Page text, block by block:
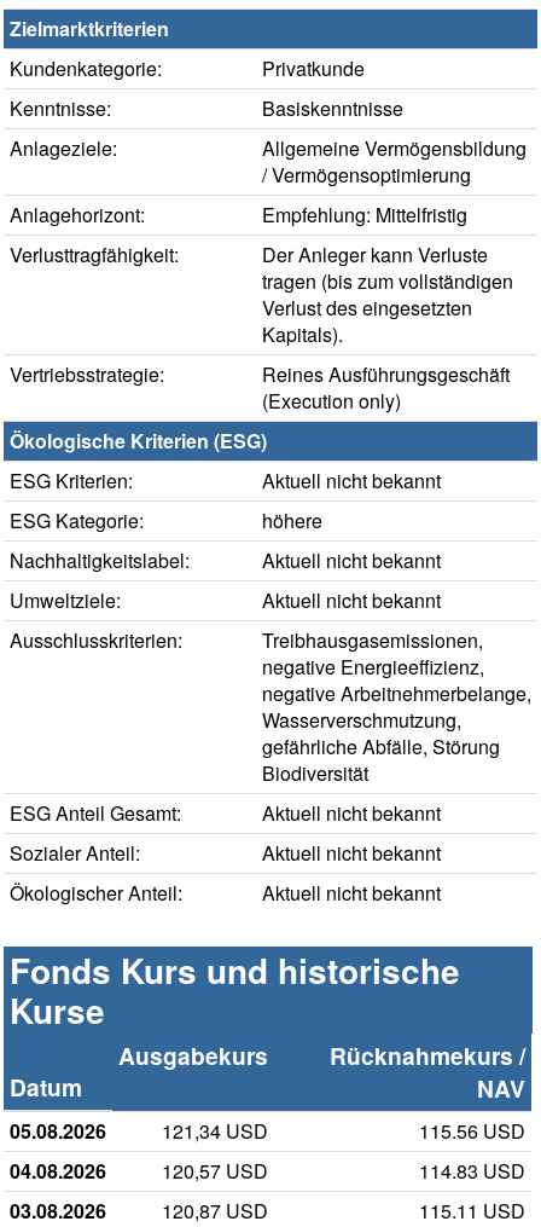
Zielmarktkriterien
Kundenkategorie:
Privatkunde
Kenntnisse:
Basiskenntnisse
Anlageziele:
Allgemeine Vermögensbildung
/ Vermögensoptimierung
Anlagehorizont:
Empfehlung: Mittelfristig
Verlusttragfähigkeit:
Der Anleger kann Verluste
tragen (bis zum vollständigen
Verlust des eingesetzten
Kapitals).
Vertriebsstrategie:
Reines Ausführungsgeschäft
(Execution only)
Ökologische Kriterien (ESG)
ESG Kriterien:
Aktuell nicht bekannt
ESG Kategorie:
höhere
Nachhaltigkeitslabel:
Aktuell nicht bekannt
Umweltziele:
Aktuell nicht bekannt
Ausschlusskriterien:
Treibhausgasemissionen,
negative Energieeffizienz,
negative Arbeitnehmerbelange,
Wasserverschmutzung,
gefährliche Abfälle, Störung
Biodiversität
ESG Anteil Gesamt:
Aktuell nicht bekannt
Sozialer Anteil:
Aktuell nicht bekannt
Ökologischer Anteil:
Aktuell nicht bekannt
Fonds Kurs und historische
Kurse
Datum
Ausgabekurs
Rücknahmekurs /
NAV
05.08.2026 121,34 USD
115.56 USD
04.08.2026
120,57 USD
114.83 USD
03.08.2026
120,87 USD
115.11 USD